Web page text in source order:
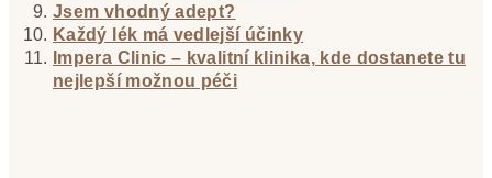
Jsem vhodný adept?
Každý lék má vedlejší účinky
Impera Clinic – kvalitní klinika, kde dostanete tu
nejlepší možnou péči